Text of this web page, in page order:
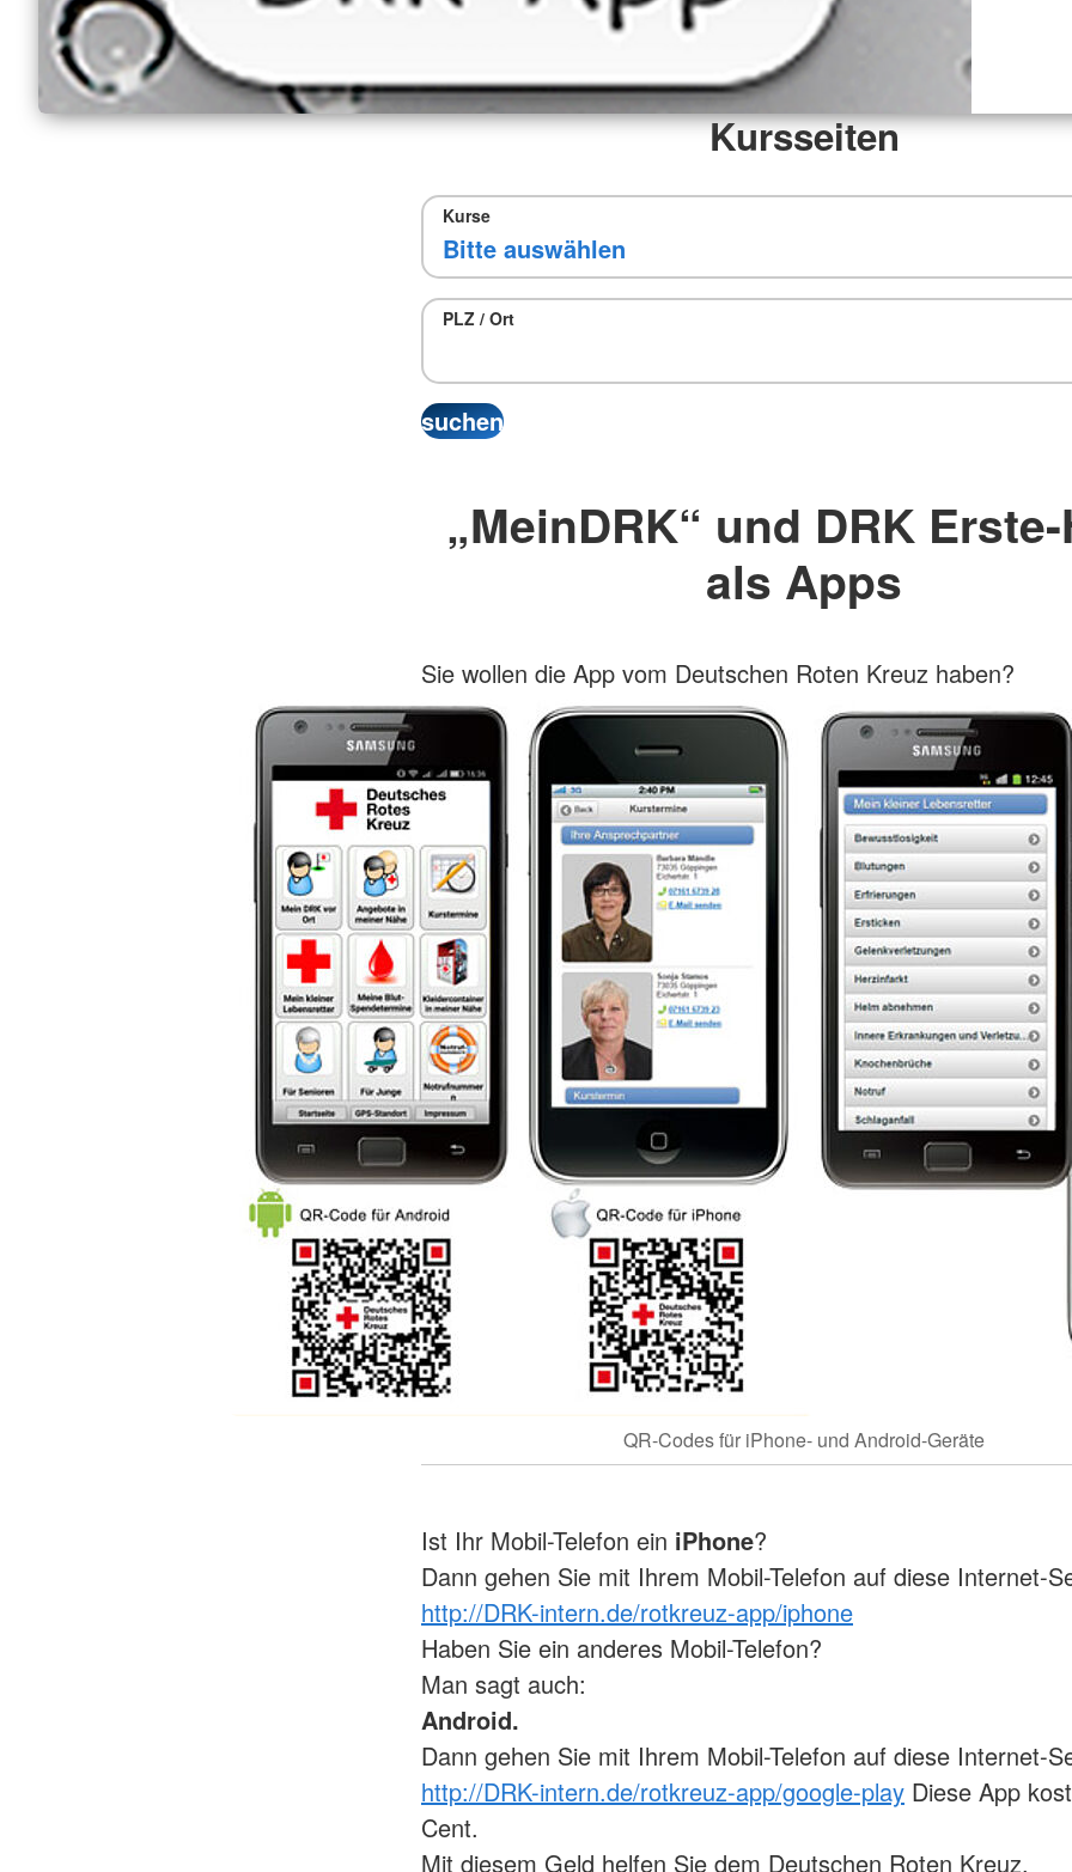
Kursseiten
Kurse
PLZ / Ort
„MeinDRK“ und DRK
als Apps
QR-Codes für iPhone- und Android-Geräte
Sie wollen die App vom Deutschen Roten Kreuz haben?
Ist Ihr Mobil-Telefon ein iPhone?
Dann gehen Sie mit Ihrem Mobil-Telefon auf diese Internet-
http://DRK-intern.de/rotkreuz-app/iphone
Haben Sie ein anderes Mobil-Telefon?
Man sagt auch:
Android.
Dann gehen Sie mit Ihrem Mobil-Telefon auf diese Internet-
http://DRK-intern.de/rotkreuz-app/google-play Diese App
Cent.
Mit diesem Geld helfen Sie dem Deutschen Roten Kreuz.